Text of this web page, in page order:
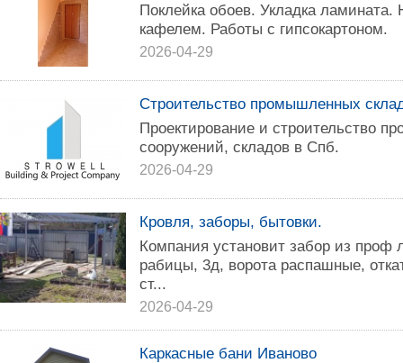
Поклейка обоев. Укладка
кафелем. Работы с гипсокартоном.
2026-04-29
Строительство промышленных
Проектирование и строительство
сооружений, складов в Спб.
2026-04-29
Кровля, заборы, бытовки.
Компания установит забор из проф
рабицы, 3д, ворота распашные,
ст...
2026-04-29
Каркасные бани Иваново